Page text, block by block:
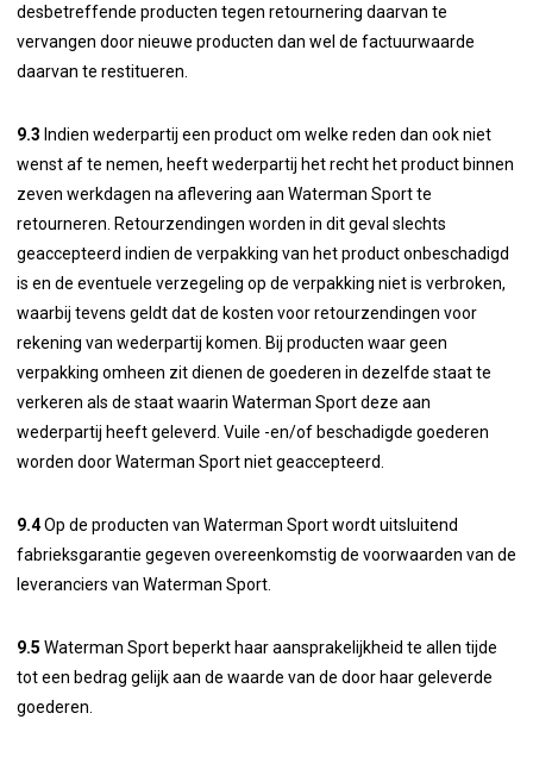
desbetreffende producten tegen retournering daarvan te
vervangen door nieuwe producten dan wel de factuurwaarde
daarvan te restitueren.
9.3 Indien wederpartij een product om welke reden dan ook niet
wenst af te nemen, heeft wederpartij het recht het product binnen
zeven werkdagen na aflevering aan Waterman Sport te
retourneren. Retourzendingen worden in dit geval slechts
geaccepteerd indien de verpakking van het product onbeschadigd
is en de eventuele verzegeling op de verpakking niet is verbroken,
waarbij tevens geldt dat de kosten voor retourzendingen voor
rekening van wederpartij komen. Bij producten waar geen
verpakking omheen zit dienen de goederen in dezelfde staat te
verkeren als de staat waarin Waterman Sport deze aan
wederpartij heeft geleverd. Vuile -en/of beschadigde goederen
worden door Waterman Sport niet geaccepteerd.
9.4Op de producten van Waterman Sport wordt uitsluitend
fabrieksgarantie gegeven overeenkomstig de voorwaarden van de
leveranciers van Waterman Sport.
9.5 Waterman Sport beperkt haar aansprakelijkheid te allen tijde
tot een bedrag gelijk aan de waarde van de door haar geleverde
goederen.